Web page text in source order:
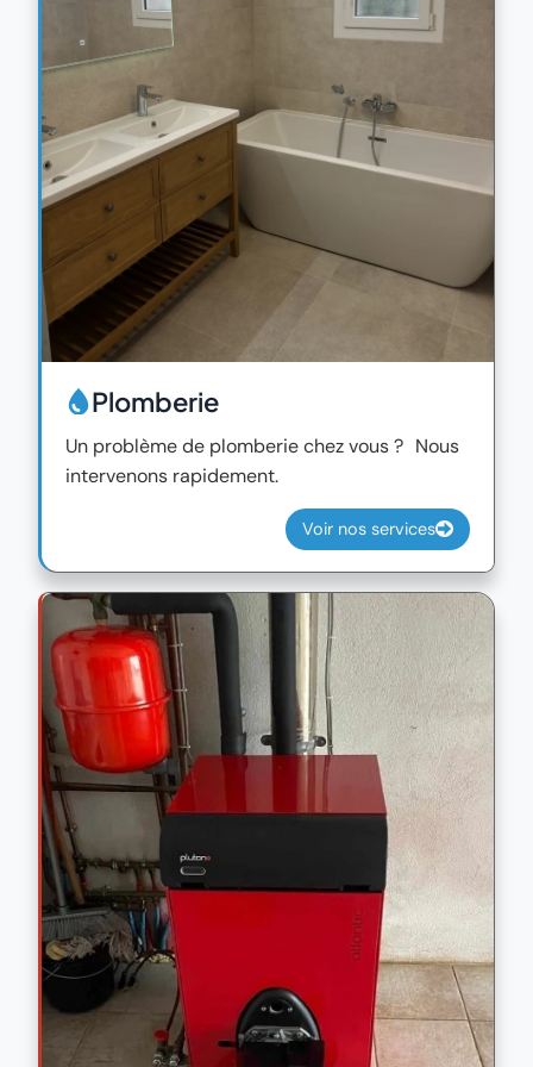
Plomberie
Un problème de plomberie chez vous ? Nous
intervenons rapidement.
Voir nos services